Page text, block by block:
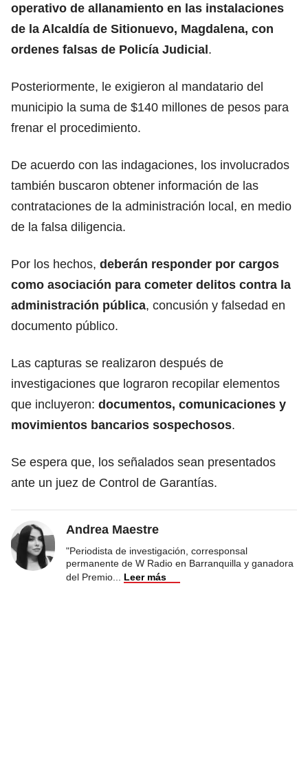
operativo de allanamiento en las instalaciones
de la Alcaldía de Sitionuevo, Magdalena, con
ordenes falsas de Policía Judicial.
Posteriormente, le exigieron al mandatario del
municipio la suma de $140 millones de pesos para
frenar el procedimiento.
De acuerdo con las indagaciones, los involucrados
también buscaron obtener información de las
contrataciones de la administración local, en medio
de la falsa diligencia.
Por los hechos, deberán responder por cargos
como asociación para cometer delitos contra la
administración pública, concusión y falsedad en
documento público.
Las capturas se realizaron después de
investigaciones que lograron recopilar elementos
que incluyeron: documentos, comunicaciones y
movimientos bancarios sospechosos.
Se espera que, los señalados sean presentados
ante un juez de Control de Garantías.
Andrea Maestre
"Periodista de investigación, corresponsal
permanente de W Radio en Barranquilla y ganadora
del Premio
Leer más